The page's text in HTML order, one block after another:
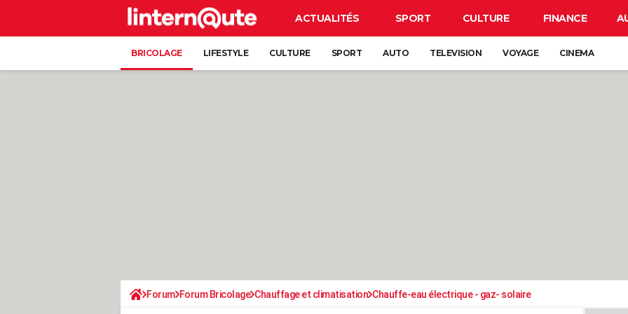
ACTUALITÉS SPORT CULTURE FINANCE
BRICOLAGE LIFESTYLE CULTURE SPORT AUTO TELEVISION VOYAGE CINEMA
Forum Forum Bricolage Chauffage et climatisation Chauffe-eau électrique - gaz- solaire